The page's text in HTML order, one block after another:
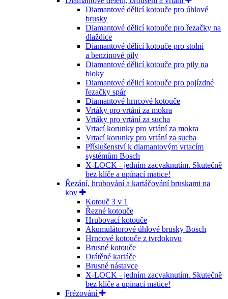
Diamantové dělicí kotouče pro úhlové
brusky
Diamantové dělicí kotouče pro řezačky na
dlaždice
Diamantové dělicí kotouče pro stolní
a benzinové pily
Diamantové dělicí kotouče pro pily na
bloky
Diamantové dělicí kotouče pro pojízdné
řezačky spár
Diamantové hrncové kotouče
Vrtáky pro vrtání za mokra
Vrtáky pro vrtání za sucha
Vrtací korunky pro vrtání za mokra
Vrtací korunky pro vrtání za sucha
Příslušenství k diamantovým vrtacím
systémům Bosch
X-LOCK - jedním zacvaknutím. Skutečně
bez klíče a upínací matice!
Řezání, hrubování a kartáčování bruskami na
kov
Kotouč 3 v 1
Řezné kotouče
Hrubovací kotouče
Akumulátorové úhlové brusky Bosch
Hrncové kotouče z tvrdokovu
Brusné kotouče
Drátěné kartáče
Brusné nástavce
X-LOCK - jedním zacvaknutím. Skutečně
bez klíče a upínací matice!
Frézování